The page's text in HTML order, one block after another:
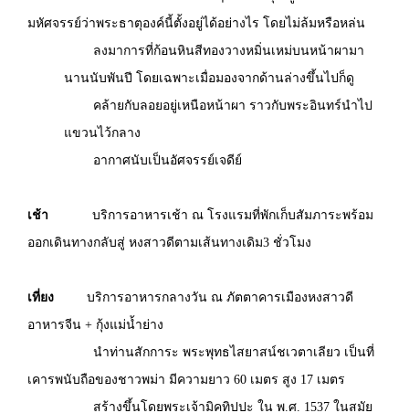
มหัศจรรย์ว่าพระธาตุองค์นี้ตั้งอยู่ได้อย่างไร โดยไม่ล้มหรือหล่น
ลงมาการที่ก้อนหินสีทองวางหมิ่นเหม่บนหน้าผามา
นานนับพันปี โดยเฉพาะเมื่อมองจากด้านล่างขึ้นไปก็ดู
คล้ายกับลอยอยู่เหนือหน้าผา ราวกับพระอินทร์นำไป
แขวนไว้กลาง
อากาศนับเป็นอัศจรรย์เจดีย์
เช้า
บริการอาหารเช้า ณ โรงแรมที่พักเก็บสัมภาระพร้อม
ออกเดินทางกลับสู่ หงสาวดีตามเส้นทางเดิม3 ชั่วโมง
เที่ยง บริการอาหารกลางวัน ณ ภัตตาคารเมืองหงสาวดี
อาหารจีน + กุ้งแม่น้ำย่าง
นำท่านสักการะ พระพุทธไสยาสน์ชเวตาเลียว เป็นที่
เคารพนับถือของชาวพม่า มีความยาว 60 เมตร สูง 17 เมตร
สร้างขึ้นโดยพระเจ้ามิคทิปปะ ใน พ.ศ. 1537 ในสมัย